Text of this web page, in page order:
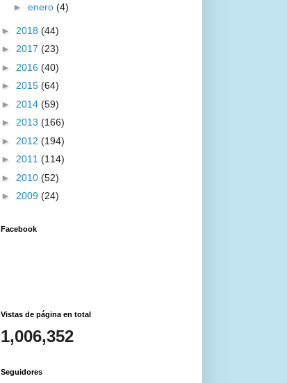
► enero (4)
► 2018 (44)
► 2017 (23)
► 2016 (40)
► 2015 (64)
► 2014 (59)
► 2013 (166)
► 2012 (194)
► 2011 (114)
► 2010 (52)
► 2009 (24)
Facebook
Vistas de página en total
1,006,352
Seguidores